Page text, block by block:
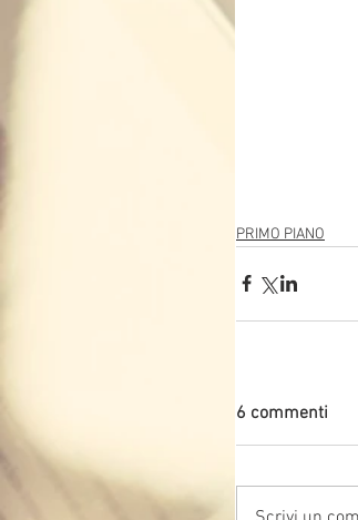
PRIMO PIANO
6 commenti